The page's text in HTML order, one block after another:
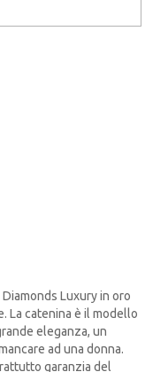
Luxury in oro
La catenina è il modello
eleganza, un
ad una donna.
garanzia del